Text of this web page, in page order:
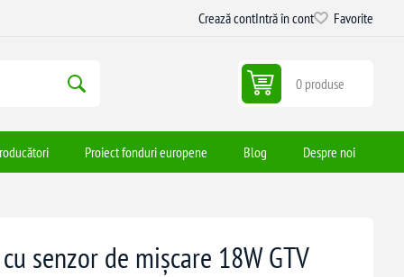
Crează contIntră în cont Favorite
0 produse
Proiect fonduri europene Blog Despre noi
senzor de mișcare 18W GTV